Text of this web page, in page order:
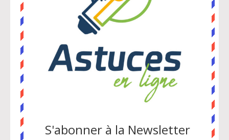
S'abonner à la Newsletter